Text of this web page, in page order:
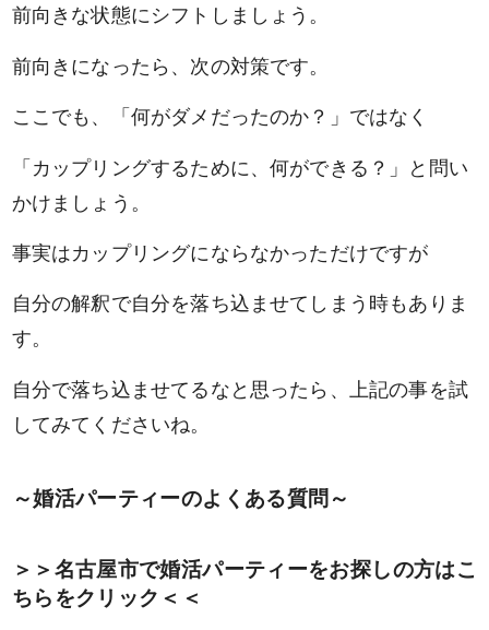
前向きな状態にシフトしましょう。
前向きになったら、次の対策です。
ここでも、「何がダメだったのか？」ではなく
「カップリングするために、何ができる？」と問い
かけましょう。
事実はカップリングにならなかっただけですが
自分の解釈で自分を落ち込ませてしまう時もありま
す。
自分で落ち込ませてるなと思ったら、上記の事を試
してみてくださいね。
～婚活パーティーのよくある質問～
＞＞名古屋市で婚活パーティーをお探しの方はこ
ちらをクリック＜＜
男性 女性